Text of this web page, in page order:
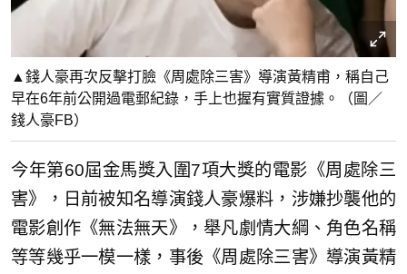
▲錢人豪再次反擊打臉《周處除三害》導演黃精甫，稱自己
早在6年前公開過電郵紀錄，手上也握有實質證據。（圖／
錢人豪FB）
今年第60屆金馬獎入圍7項大獎的電影《周處除三
害》，日前被知名導演錢人豪爆料，涉嫌抄襲他的
電影創作《無法無天》，舉凡劇情大綱、角色名稱
等等幾乎一模一樣，事後《周處除三害》導演黃精